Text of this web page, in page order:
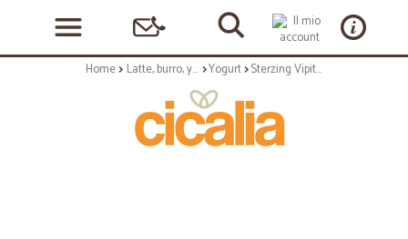
Home Latte, burro, yogurt Yogurt Sterzing Vipiteno Sapori di Vipiteno Yogurt al melograno e mora 2 x 125gr.